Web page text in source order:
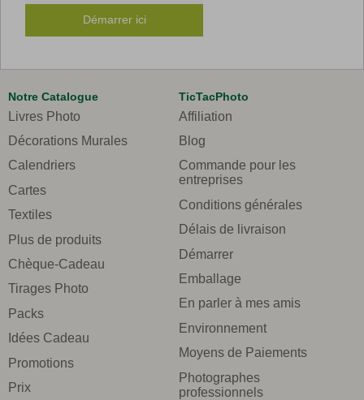
Démarrer ici
Notre Catalogue
Livres Photo
Décorations Murales
Calendriers
Cartes
Textiles
Plus de produits
Chèque-Cadeau
Tirages Photo
Packs
Idées Cadeau
Promotions
Prix
TicTacPhoto
Affiliation
Blog
Commande pour les
entreprises
Conditions générales
Délais de livraison
Démarrer
Emballage
En parler à mes amis
Environnement
Moyens de Paiements
Photographes
professionnels